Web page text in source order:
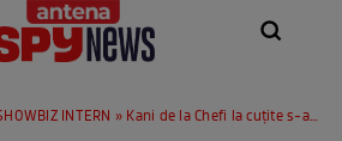
INTERN » Kani de la Chefi la cuțite s-a transformat în Justin Bieber! Fostul concurent și-a uimit fanii prin schimbarea spectaculoasă de look! / FOTO